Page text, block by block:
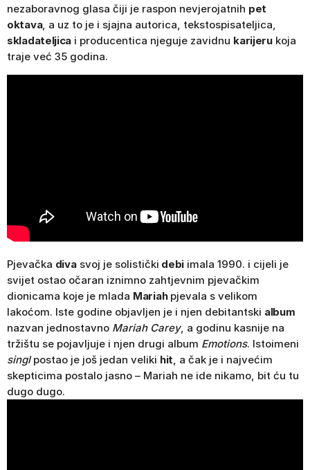
nezaboravnog glasa čiji je raspon nevjerojatnih pet
oktava, a uz to je i sjajna autorica, tekstospisateljica,
skladateljica i producentica njeguje zavidnu karijerukoja
traje već 35 godina.
Pjevačka divasvoj je solistički debi imala 1990. i cijeli je
svijet ostao očaran iznimno zahtjevnim pjevačkim
dionicama koje je mlada Mariahpjevala s velikom
lakoćom. Iste godine objavljen je i njen debitantski album
nazvan jednostavno Mariah Carey, a godinu kasnije na
tržištu se pojavljuje i njen drugi album Emotions. Istoimeni
singlpostao je još jedan veliki hit , a čak je i najvećim
skepticima postalo jasno – Mariah ne ide nikamo, bit ću tu
dugo dugo.